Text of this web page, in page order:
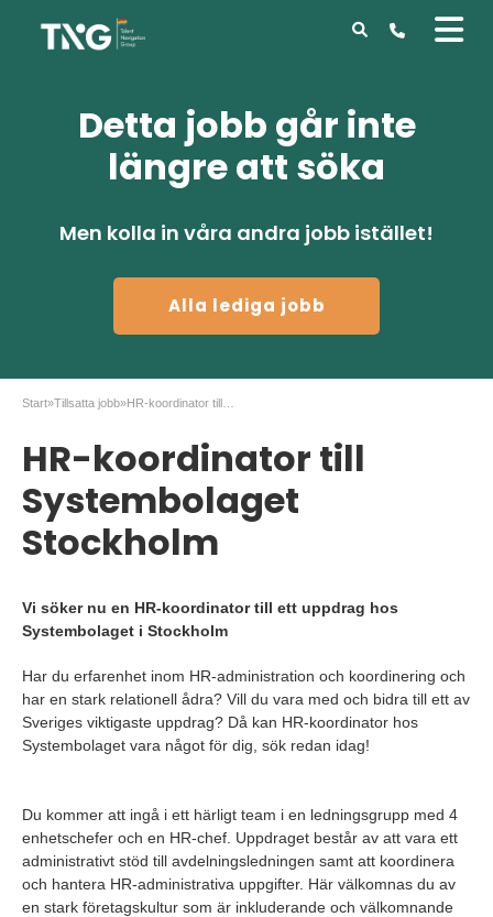
Detta jobb går inte
längre att söka
Men kolla in våra andra jobb istället!
Alla lediga jobb
Start»Tillsatta jobb»
HR-koordinator till
Systembolaget
Stockholm
Vi söker nu en HR-koordinator till ett uppdrag hos
Systembolaget i Stockholm
Har du erfarenhet inom HR-administration och koordinering och
har en stark relationell ådra? Vill du vara med och bidra till ett av
Sveriges viktigaste uppdrag? Då kan HR-koordinator hos
Systembolaget vara något för dig, sök redan idag!
Du kommer att ingå i ett härligt team i en ledningsgrupp med 4
enhetschefer och en HR-chef. Uppdraget består av att vara ett
administrativt stöd till avdelningsledningen samt att koordinera
och hantera HR-administrativa uppgifter. Här välkomnas du av
en stark företagskultur som är inkluderande och välkomnande